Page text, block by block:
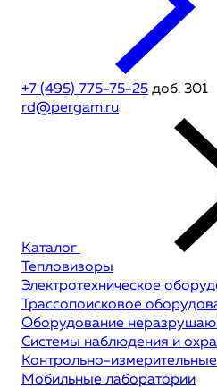
+7 (495) 775-75-25 доб. 301
rd@pergam.ru
Каталог
Тепловизоры
Электротехническое
Трассопоисковое
Оборудование
Системы наблюдения и
Контрольно-
Мобильные лаборатории